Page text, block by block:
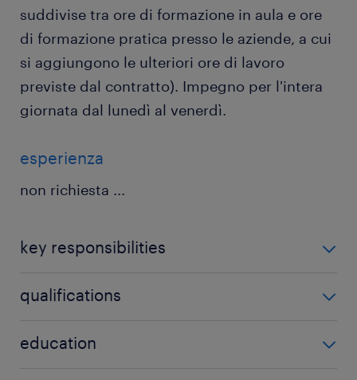
suddivise tra ore di formazione in aula e ore
di formazione pratica presso le aziende, a cui
si aggiungono le ulteriori ore di lavoro
previste dal contratto). Impegno per l'intera
giornata dal lunedì al venerdì.
esperienza
non richiesta ...
key responsibilities
a inserire direttamente in azienda nel ruolo di
qualifications
education